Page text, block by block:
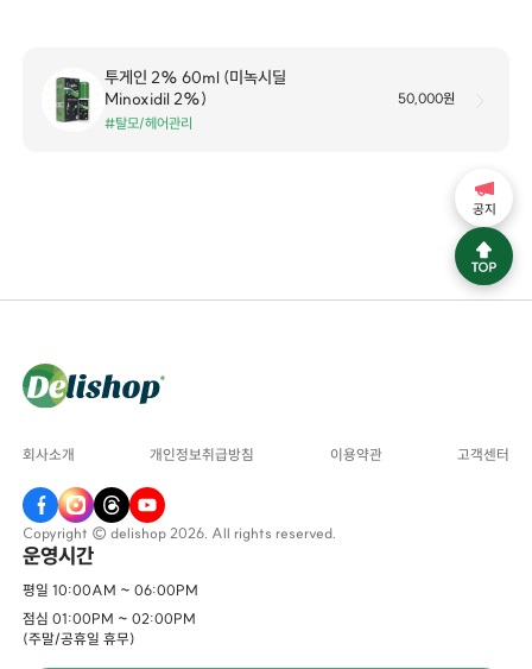
투게인 2% 60ml (미녹시딜
Minoxidil 2%)
#탈모/헤어관리
50,000원
회사소개 개인정보취급방침 이용약관 고객센터
Copyright © delishop 2026. All rights reserved.
운영시간
평일 10:00AM ~ 06:00PM
점심 01:00PM ~ 02:00PM
(주말/공휴일 휴무)
공지